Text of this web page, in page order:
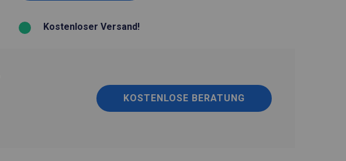
Kostenloser Versand!
KOSTENLOSE BERATUNG